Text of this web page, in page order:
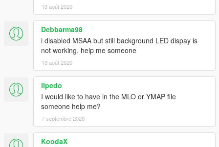
13 août 2020
Debbarma98
i disabled MSAA but still background LED dispay is
not working. help me someone
13 août 2020
lipedo
I would like to have in the MLO or YMAP file
someone help me?
7 septembre 2020
KoodaX